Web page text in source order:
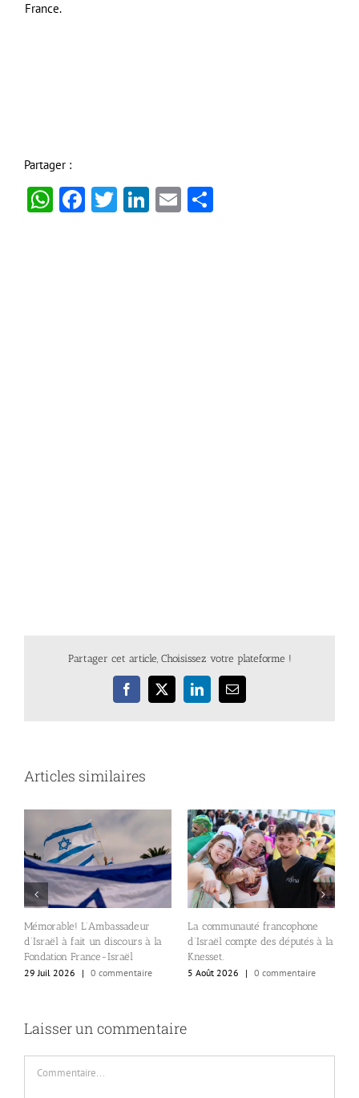
France.
Partager :
WhatsApp
Facebook
Twitter
LinkedIn
Email
Partager cet article, Choisissez votre plateforme !
Facebook
X LinkedInEmail
Articles similaires
Mémorable! L’Ambassadeur
d’Israël à fait un discours à la
Fondation France-Israël
29 Juil 2026
| 0 commentaire
La communauté francophone
d’Israël compte des députés à la
Knesset.
5 Août 2026
| 0 commentaire
Laisser un commentaire